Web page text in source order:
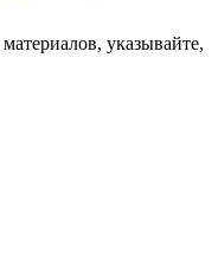
указывайте,